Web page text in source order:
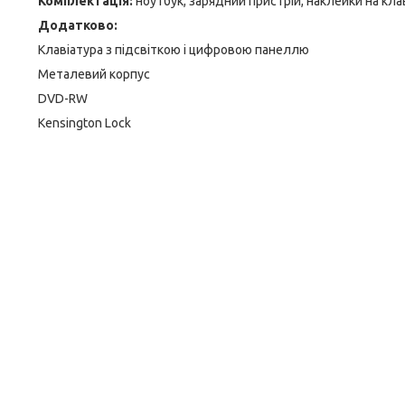
Додатково:
Клавіатура з підсвіткою і цифровою панеллю
Металевий корпус
DVD-RW
Kensington Lock